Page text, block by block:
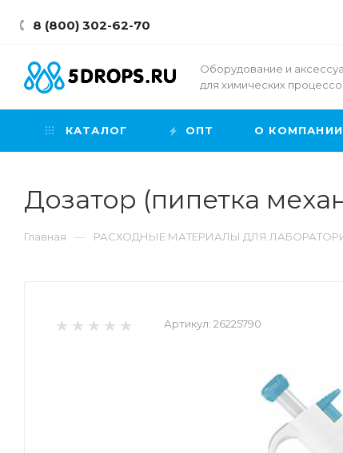
8 (800) 302-62-70
Оборудование и
для химических
КАТАЛОГ ОПТ О КОМПАНИИ
Дозатор (пипетка
Главная — РАСХОДНЫЕ МАТЕРИАЛЫ ДЛЯ
Артикул: 26225790